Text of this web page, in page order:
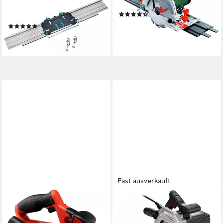
Handkreissägen 6913000
(1)
ab 89,30 €
lieferbar - in 3-4 Werktagen bei dir
230V, 190 mm
(87)
lieferbar - in 2-3 Werktagen bei dir
EINHELL
Akku-Handkreissäge TE-CS
Fast ausverkauft
PARKSIDE
Akku-Handkreissäge